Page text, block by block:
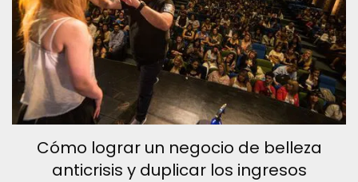
Cómo lograr un negocio de belleza
anticrisis y duplicar los ingresos